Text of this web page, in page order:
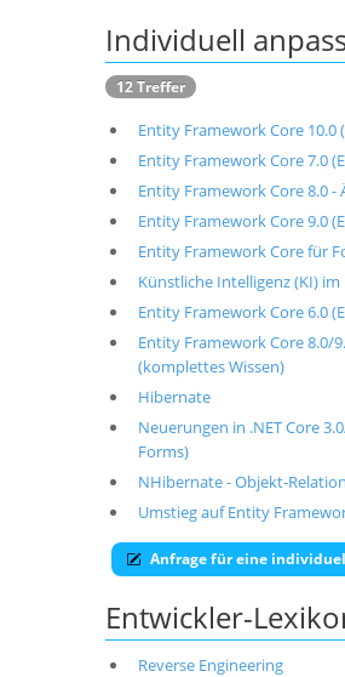
Individuell
12 Treffer
Entity Framework Core 10.0
Entity Framework Core 7.0
Entity Framework Core 8.0
Entity Framework Core 9.0
Entity Framework Core für
Künstliche Intelligenz (KI)
Entity Framework Core 6.0
Entity Framework Core 8.0/
(komplettes Wissen)
Hibernate
Neuerungen in .NET Core
Forms)
NHibernate - Objekt-
Umstieg auf Entity
Anfrage für eine
Entwickler-
Reverse Engineering